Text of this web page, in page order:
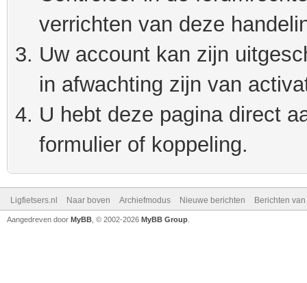
verrichten van deze
Uw account kan zijn
in afwachting zijn van
U hebt deze pagina direct
formulier of koppeling.
Ligfietsers.nl Naar boven Archiefmodus Nieuwe berichten Berichten
Aangedreven door MyBB , © 2002-2026 MyBB Group